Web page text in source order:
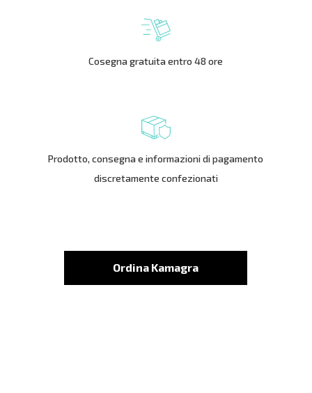
Cosegna gratuita entro 48 ore
Prodotto, consegna e informazioni di pagamento
discretamente confezionati
Ordina Kamagra